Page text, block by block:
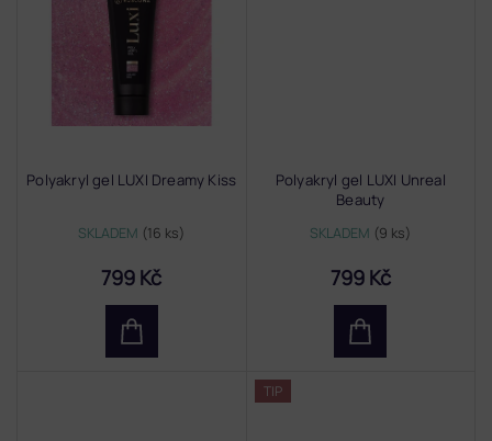
Polyakryl gel LUXI Dreamy Kiss
SKLADEM (16 ks)
799 Kč
Polyakryl gel LUXI Unreal
Beauty
SKLADEM (9 ks)
799 Kč
TIP